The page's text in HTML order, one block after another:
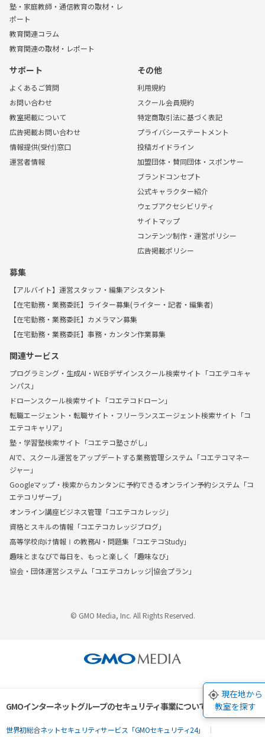
現在地から
教室を探す
塾・家庭教師・通信教育の取材・レ
ポート
教育関連コラム
教育関連の取材・レポート
サポート
よくあるご質問
お問い合わせ
教室掲載について
広告掲載お問い合わせ
情報提供(受付)窓口
運営者情報
その他
利用規約
スクール会員規約
特定商取引法に基づく表記
プライバシーステートメント
投稿ガイドライン
加盟団体・賛同団体・スポンサー
ブランドコンセプト
公式キャラクター紹介
ウェブアクセシビリティ
サイトマップ
コンテンツ制作・運営ポリシー
広告掲載ポリシー
募集
【アルバイト】運営スタッフ・編集アシスタント
【在宅勤務・業務委託】ライター募集(ライター・記者・編集者)
【在宅勤務・業務委託】カメラマン募集
【在宅勤務・業務委託】事務・カンタン作業募集
関連サービス
プログラミング・生成AI・WEBデザインスクール検索サイト「コエテコキャ
ンパス」
ドローンスクール検索サイト「コエテコドローン」
転職エージェント・転職サイト・フリーランスエージェント検索サイト「コ
エテコキャリア」
塾・学習塾検索サイト「コエテコ塾さがし」
AIで、スクール運営をアップデートする業務管理システム「コエテコマネー
ジャー」
Googleマップ・検索からカンタンに予約できるオンライン予約システム「コ
エテコリザーブ」
オンライン講座ビジネス管理「コエテコカレッジ」
資格とスキルの情報「コエテコカレッジブログ」
高等学校向け情報Ⅰの教務AI・問題集「コエテコStudy」
趣味とまなびで毎日を、もっと楽しく「趣味なび」
協会・団体運営システム「コエテコカレッジ|協会プラン」
© GMO Media, Inc. All Rights Reserved.
GMOインターネットグループのセキュリティ事業について
世界初総合ネットセキュリティサービス「GMOセキュリティ24」